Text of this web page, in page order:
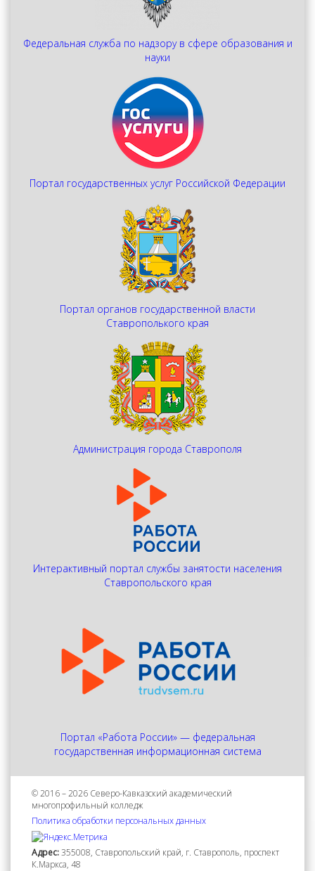
Федеральная служба по надзору в сфере образования и
науки
Портал государственных услуг Российской Федерации
Портал органов государственной власти
Ставрополького края
Администрация города Ставрополя
Интерактивный портал службы занятости населения
Ставропольского края
Портал «Работа России» — федеральная
государственная информационная система
© 2016 – 2026 Северо-Кавказский академический
многопрофильный колледж
Политика обработки персональных данных
Адрес:355008, Ставропольский край, г. Ставрополь, проспект
К.Маркса, 48